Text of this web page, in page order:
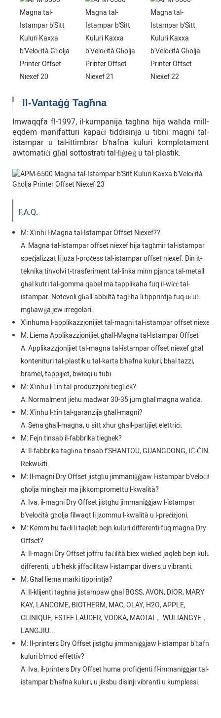
Il-Vantaġġ Tagħna
Imwaqqfa fl-1997, il-kumpanija tagħna hija waħda mill-
eqdem manifatturi kapaċi tiddisinja u tibni magni tal-
istampar u tal-ittimbrar b'ħafna kuluri kompletament
awtomatiċi għal sottostrati tal-ħġieġ u tal-plastik.
F.A.Q.
M: X'inhi l-Magna tal-Istampar Offset Niexef??
A: Magna tal-istampar offset niexef hija tagħmir tal-istampar
speċjalizzat li juża l-proċess tal-istampar offset niexef. Din it-
teknika tinvolvi t-trasferiment tal-linka minn pjanċa tal-metall
għal kutri tal-gomma qabel ma tapplikaha fuq il-wiċċ tal-
istampar. Notevoli għall-abbiltà tagħha li tipprintja fuq uċuħ
mgħawġa jew irregolari.
X'inhuma l-applikazzjonijiet tal-magni tal-istampar offset niexef?
M: Liema Applikazzjonijiet għall-Magna tal-Istampar Offset
A: Applikazzjonijiet tal-magna tal-istampar offset niexef għal
kontenituri tal-plastik u tal-karta b'ħafna kuluri, bħal tazzi,
bramel, tappijiet, bwieqi u tubi.
M: X'inhu l-ħin tal-produzzjoni tiegħek?
A: Normalment jieħu madwar 30-35 jum għal magna waħda.
M: X'inhu l-ħin tal-garanzija għall-magni?
A: Sena għall-magna, u sitt xhur għall-partijiet elettriċi.
M: Fejn tinsab il-fabbrika tiegħek?
A: Il-fabbrika tagħna tinsab f'SHANTOU, GUANGDONG, IĊ-ĊINA.
Rekwiżiti.
M: Il-magni Dry Offset jistgħu jimmaniġġjaw l-istampar b'veloċità
għolja mingħajr ma jikkompromettu l-kwalità?
A: Iva, il-magni Dry Offset jistgħu jimmaniġġjaw l-istampar
b'veloċità għolja filwaqt li jżommu l-kwalità u l-preċiżjoni.
M: Kemm hu faċli li taqleb bejn kuluri differenti fuq magna Dry
Offset?
A: Il-magni Dry Offset joffru faċilità biex wieħed jaqleb bejn kuluri
differenti, u b'hekk jiffaċilitaw l-istampar divers u vibranti.
M: Għal liema marki tipprintja?
A: Il-klijenti tagħna jistampaw għal BOSS, AVON, DIOR, MARY
KAY, LANCOME, BIOTHERM, MAC, OLAY, H2O, APPLE,
CLINIQUE, ESTEE LAUDER, VODKA, MAOTAI， WULIANGYE，
LANGJIU...
M: Il-printers Dry Offset jistgħu jimmaniġġjaw l-istampar b'ħafna
kuluri b'mod effettiv?
A: Iva, il-printers Dry Offset huma profiċjenti fl-immaniġġjar tal-
istampar b'ħafna kuluri, u jiksbu disinji vibranti u kumplessi.